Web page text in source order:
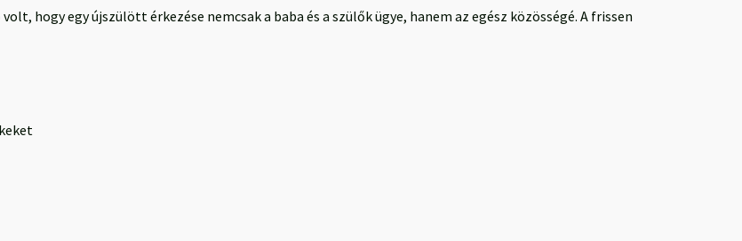
hogy egy újszülött érkezése nemcsak a baba és a szülők ügye, hanem az egész közösségé. A frissen